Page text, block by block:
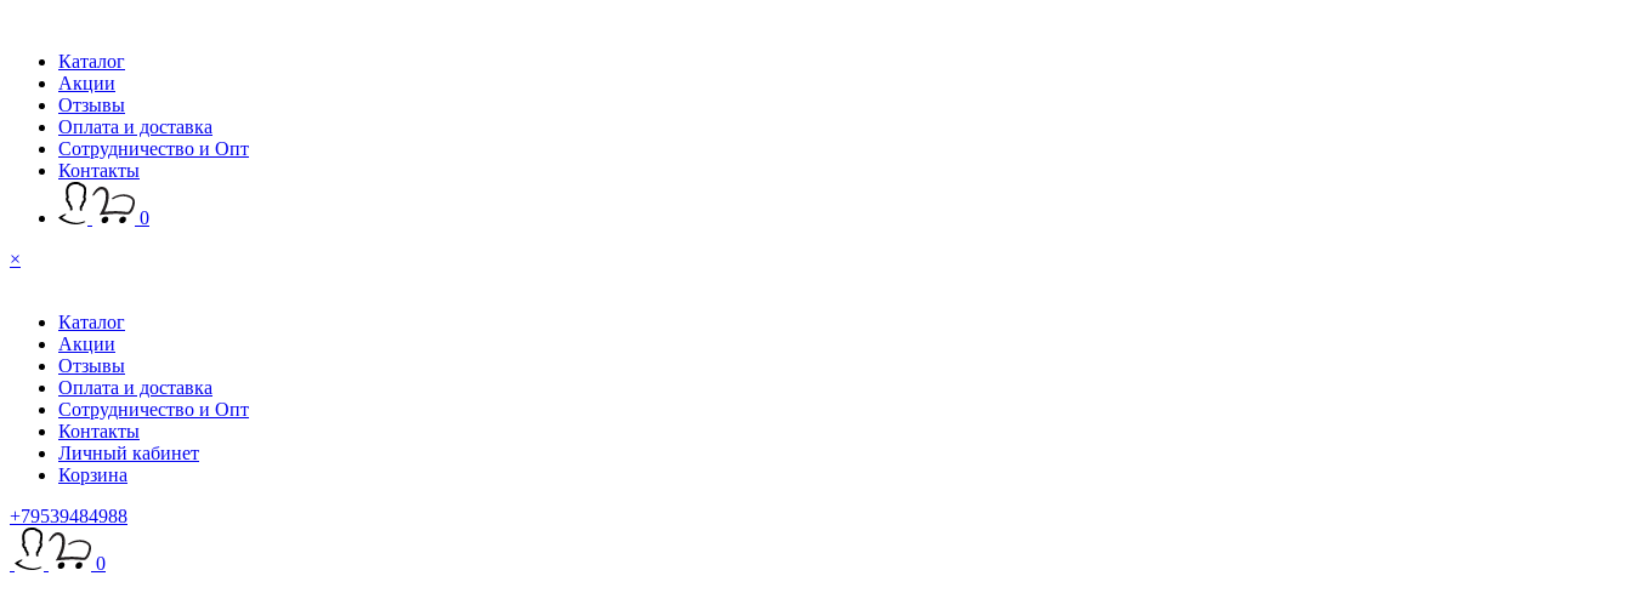
Каталог
Акции
Отзывы
Оплата и доставка
Сотрудничество и Опт
Контакты
0
×
Каталог
Акции
Отзывы
Оплата и доставка
Сотрудничество и Опт
Контакты
Личный кабинет
Корзина
+79539484988
0